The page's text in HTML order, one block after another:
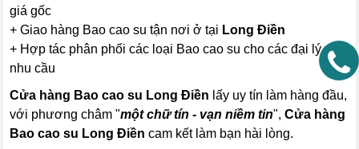
giá gốc
+ Giao hàng Bao cao su tận nơi ở tại Long Điền
+ Hợp tác phân phối các loại Bao cao su cho các đại lý có
nhu cầu
Cửa hàng Bao cao su Long Điền lấy uy tín làm hàng đầu,
với phương châm "một chữ tín - vạn niềm tin",Cửa hàng
Bao cao su Long Điền cam kết làm bạn hài lòng.